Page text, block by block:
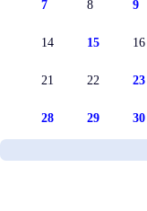
7 8 9
14 15 16
21 22 23
28 29 30